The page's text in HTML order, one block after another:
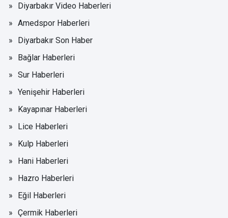
Diyarbakır Video Haberleri
Amedspor Haberleri
Diyarbakır Son Haber
Bağlar Haberleri
Sur Haberleri
Yenişehir Haberleri
Kayapınar Haberleri
Lice Haberleri
Kulp Haberleri
Hani Haberleri
Hazro Haberleri
Eğil Haberleri
Çermik Haberleri